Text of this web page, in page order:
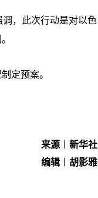
，此次行动是对以色
定预案。
来源︱新华社
编辑︱胡影雅